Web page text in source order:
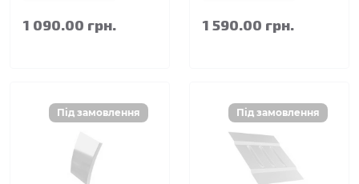
1 090.00 грн. 1 590.00 грн.